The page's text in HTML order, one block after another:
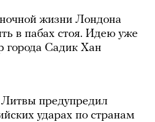
жизни Лондона
в пабах стоя. Идею уже
города Садик Хан
предупредил
ударах по странам